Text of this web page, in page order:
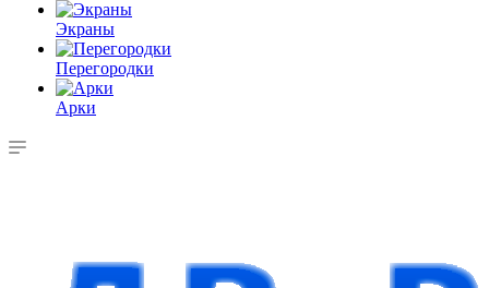
Экраны
Перегородки
Арки